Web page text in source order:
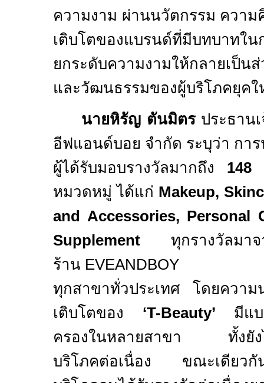
ความงาม ผ่านนวัตกรรม ความ
เติบโตของแบรนด์ที่มีบทบาทใน
ยกระดับความงามให้กลายเป็น
และวัฒนธรรมของผู้บริโภคยุคใ
นายหิรัญ ตันมิตรประธาน
อีฟแอนด์บอย จำกัด ระบุว่า กา
ผู้ได้รับมอบรางวัลมากถึง 148
หมวดหมู่ ได้แก่ Makeup,
and Accessories,
Supplement
ทุกรางวัลมา
ร้าน EVEANDBOY
ทุกสาขาทั่วประเทศ โดยความ
เติบโตของ ‘T-Beauty’
มีแ
ครองในหลายสาขา ทั้งยังไ
บริโภคต่อเนื่อง ขณะเดียวกัน